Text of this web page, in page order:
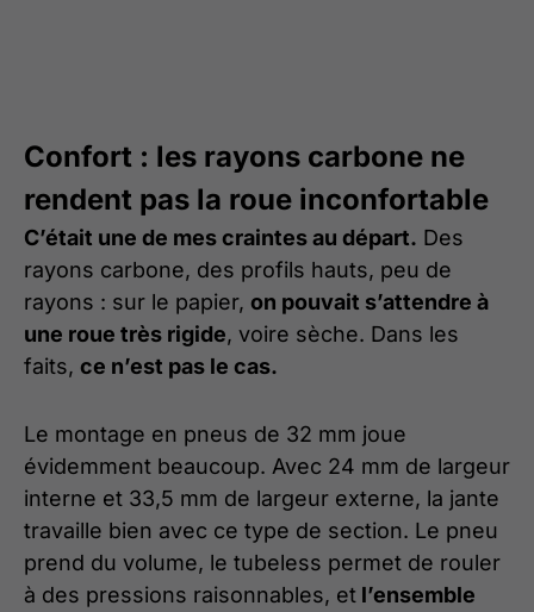
Confort : les rayons carbone ne
rendent pas la roue inconfortable
C’était une de mes craintes au départ. Des
rayons carbone, des profils hauts, peu de
rayons : sur le papier, on pouvait s’attendre à
une roue très rigide, voire sèche. Dans les
faits, ce n’est pas le cas.
Le montage en pneus de 32 mm joue
évidemment beaucoup. Avec 24 mm de largeur
interne et 33,5 mm de largeur externe, la jante
travaille bien avec ce type de section. Le pneu
prend du volume, le tubeless permet de rouler
à des pressions raisonnables, et l’ensemble